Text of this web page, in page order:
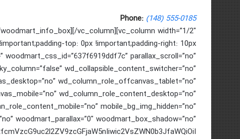
Phone: (148) 555-0185
vc_column][vc_column width=”1/2″
top: 0px !important;padding-right: 10px
parallax_scroll=”no”
wd_collapsible_content_switcher=”no”
wd_column_role_offcanvas_tablet=”no”
wd_column_role_content_desktop=”no”
mobile_bg_img_hidden=”no”
woodmart_parallax=”0″ woodmart_box_shadow=”no”